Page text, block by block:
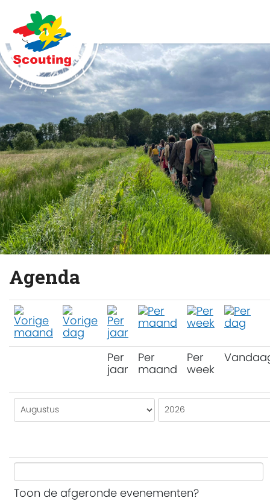
Agenda
Per
jaar
Per
maand
Per
week
Toon de afgeronde evenementen?